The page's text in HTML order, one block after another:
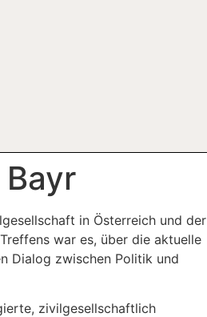
in Österreich und der
war es, über die aktuelle
Dialog zwischen Politik und
zivilgesellschaftlich